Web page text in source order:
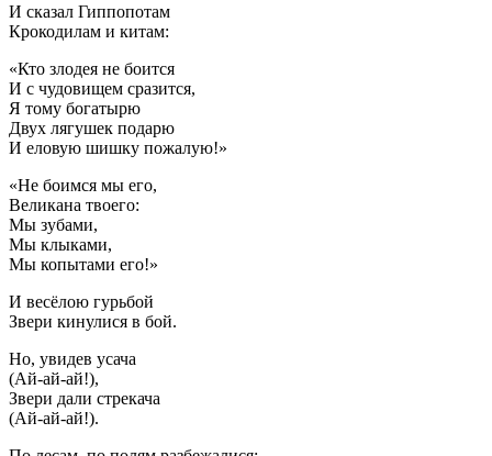
И сказал Гиппопотам
Крокодилам и китам:
«Кто злодея не боится
И с чудовищем сразится,
Я тому богатырю
Двух лягушек подарю
И еловую шишку пожалую!»
«Не боимся мы его,
Великана твоего:
Мы зубами,
Мы клыками,
Мы копытами его!»
И весёлою гурьбой
Звери кинулися в бой.
Но, увидев усача
(Ай-ай-ай!),
Звери дали стрекача
(Ай-ай-ай!).